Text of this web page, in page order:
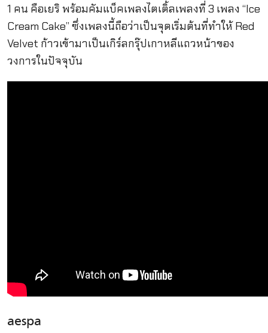
1 คน คือเยริ พร้อมคัมแบ็คเพลงไตเติ้ลเพลงที่ 3 เพลง “Ice
Cream Cake” ซึ่งเพลงนี้ถือว่าเป็นจุดเริ่มต้นที่ทำให้ Red
Velvet ก้าวเข้ามาเป็นเกิร์ลกรุ๊ปเกาหลีแถวหน้าของ
วงการในปัจจุบัน
aespa